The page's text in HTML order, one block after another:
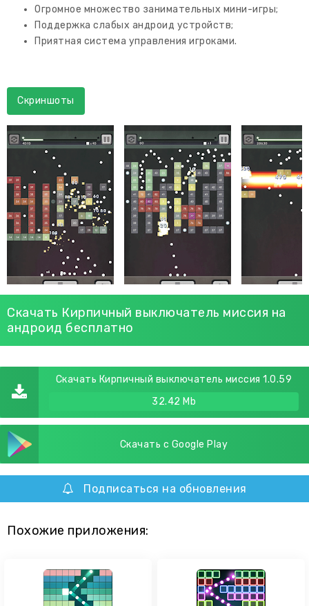
Огромное множество занимательных мини-игры;
Поддержка слабых андроид устройств;
Приятная система управления игроками.
Скриншоты
Скачать Кирпичный выключатель миссия на
андроид бесплатно
Скачать Кирпичный выключатель миссия 1.0.59
32.42 Mb
Скачать с Google Play
Подписаться на обновления
Похожие приложения: